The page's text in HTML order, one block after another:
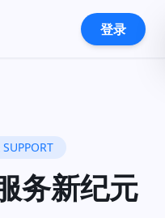
登录
务新纪元